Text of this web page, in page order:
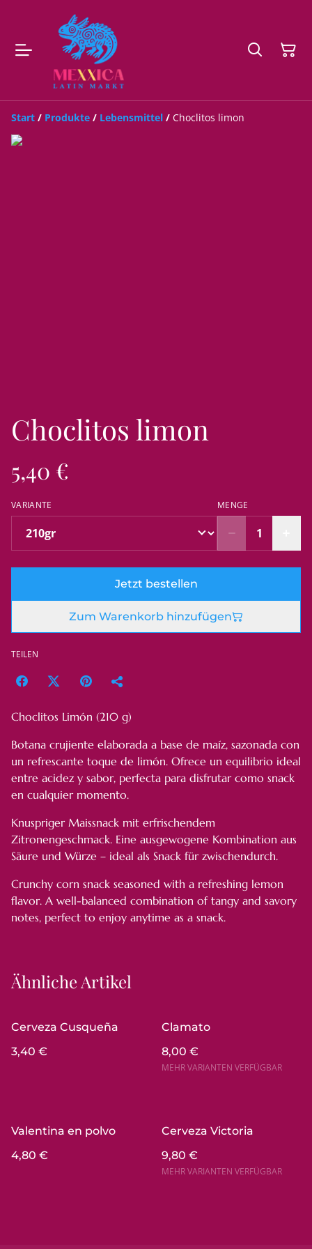
Start / Produkte / Lebensmittel / Choclitos limon
Choclitos limon
5,40 €
VARIANTE MENGE
Jetzt bestellen
Zum Warenkorb hinzufügen
TEILEN
Choclitos Limón (210 g)
Botana crujiente elaborada a base de maíz, sazonada con
un refrescante toque de limón. Ofrece un equilibrio ideal
entre acidez y sabor, perfecta para disfrutar como snack
en cualquier momento.
Knuspriger Maissnack mit erfrischendem
Zitronengeschmack. Eine ausgewogene Kombination aus
Säure und Würze – ideal als Snack für zwischendurch.
Crunchy corn snack seasoned with a refreshing lemon
flavor. A well-balanced combination of tangy and savory
notes, perfect to enjoy anytime as a snack.
Ähnliche Artikel
Cerveza Cusqueña
3,40 €
Clamato
8,00 €
MEHR VARIANTEN VERFÜGBAR
Valentina en polvo
4,80 €
Cerveza Victoria
9,80 €
MEHR VARIANTEN VERFÜGBAR